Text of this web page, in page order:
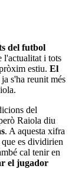
del futbol
l'actualitat i tots
estiu. El
s'ha reunit més
del
Raiola diu
. A aquesta xifra
que es dividirien
cal tenir en
el jugador